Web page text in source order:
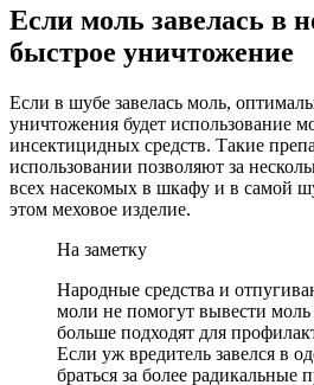
Если моль завелась в
быстрое уничтожение
Если в шубе завелась моль,
уничтожения будет использование
инсектицидных средств. Такие
использовании позволяют за
всех насекомых в шкафу и в самой
этом меховое изделие.
На заметку
Народные средства и
моли не помогут вывести
больше подходят для
Если уж вредитель завелся в
браться за более радикальные